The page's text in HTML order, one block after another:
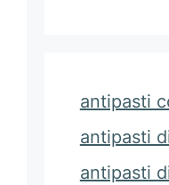
antipasti
antipasti
antipasti